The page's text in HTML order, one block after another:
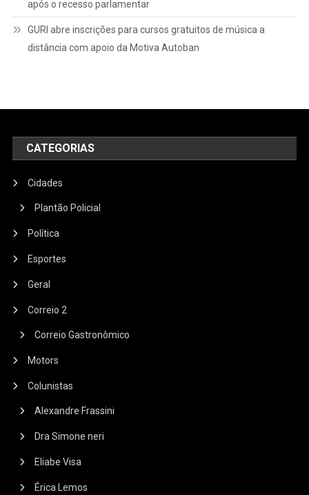
após o recesso parlamentar
GURI abre inscrições para cursos gratuitos de música a
distância com apoio da Motiva Autoban
CATEGORIAS
Cidades
Plantão Policial
Política
Esportes
Geral
Correio 2
Correio Gastronômico
Motors
Colunistas
Alexandre Frassini
Dra Simone neri
Eliabe Visa
Érica Lemos